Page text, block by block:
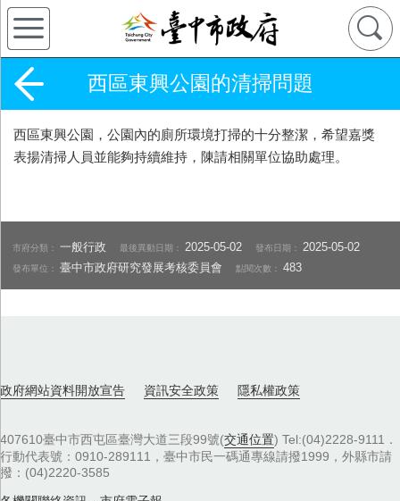
西區東興公園的清掃問題
西區東興公園，公園內的廁所環境打掃的十分整潔，希望嘉獎
表揚清掃人員並能夠持續維持，陳請相關單位協助處理。
市府分類：一般行政 最後異動日期： 2025-05-02 發布日期： 2025-05-02
發布單位：臺中市政府研究發展考核委員會 點閱次數：483
政府網站資料開放宣告 資訊安全政策 隱私權政策
407610臺中市西屯區臺灣大道三段99號(交通位置) Tel:(04)2228-9111．
行動代表號：0910-289111，臺中市民一碼通專線請撥1999，外縣市請
撥：(04)2220-3585